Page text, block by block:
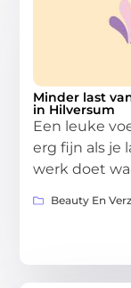
Minder last
in Hilversum
Een leuke
erg fijn als je
werk doet
Beauty En